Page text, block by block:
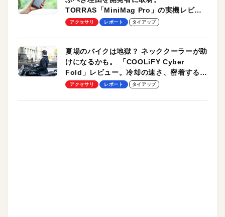
TORRAS「MiniMag Pro」の実機レビュ
ーも
アクセサリ レポート タイアップ
夏場のバイクは地獄？ ネッククーラーが助
けになるかも。 「COOLiFY Cyber
Fold」レビュー。冷却の速さ、密着する冷
却プレート、シンプルな操作性がグッド！
アクセサリ レポート タイアップ